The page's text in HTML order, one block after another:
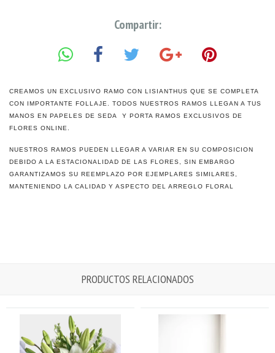
Compartir:
CREAMOS UN EXCLUSIVO RAMO CON LISIANTHUS QUE SE COMPLETA
CON IMPORTANTE FOLLAJE. TODOS NUESTROS RAMOS LLEGAN A TUS
MANOS EN PAPELES DE SEDA Y PORTA RAMOS EXCLUSIVOS DE
FLORES ONLINE.
NUESTROS RAMOS PUEDEN LLEGAR A VARIAR EN SU COMPOSICION
DEBIDO A LA ESTACIONALIDAD DE LAS FLORES, SIN EMBARGO
GARANTIZAMOS SU REEMPLAZO POR EJEMPLARES SIMILARES,
MANTENIENDO LA CALIDAD Y ASPECTO DEL ARREGLO FLORAL
PRODUCTOS RELACIONADOS